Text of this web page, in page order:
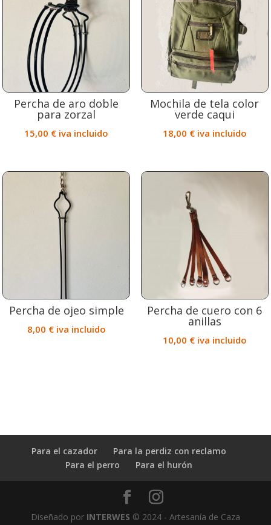
Percha de aro doble
para zorzal
15,00 € iva incluido
Mochila de tela color
verde caqui
18,00 € iva incluido
Percha de ojeo simple
8,00 € iva incluido
Percha de cuero con 6
anillas
10,00 € iva incluido
Para el cazador
Para la perdiz con reclamo
Para el perro
Para el hurón
Diseñado por INTERWES © 2024 - Artesanía de Caza